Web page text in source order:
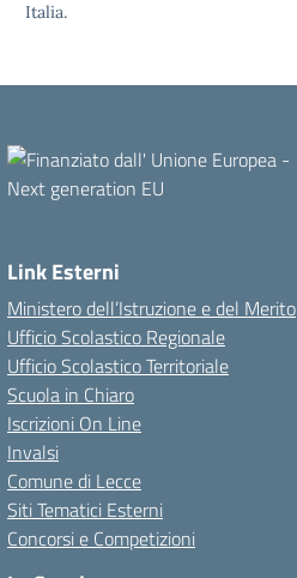
Italia.
Link Esterni
Ministero dell’Istruzione e del Merito
Ufficio Scolastico Regionale
Ufficio Scolastico Territoriale
Scuola in Chiaro
Iscrizioni On Line
Invalsi
Comune di Lecce
Siti Tematici Esterni
Concorsi e Competizioni